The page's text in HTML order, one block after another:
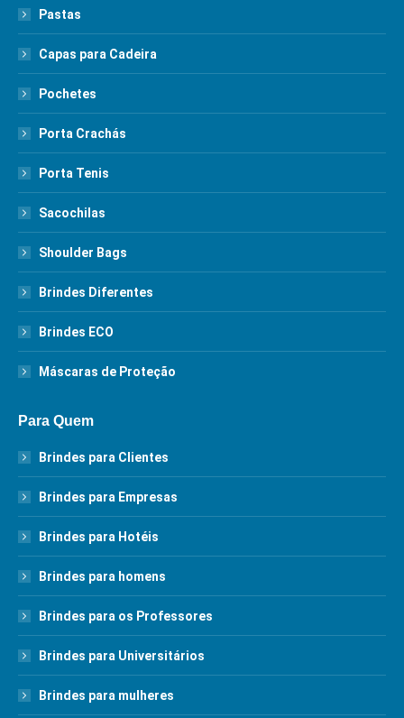
Pastas
Capas para Cadeira
Pochetes
Porta Crachás
Porta Tenis
Sacochilas
Shoulder Bags
Brindes Diferentes
Brindes ECO
Máscaras de Proteção
Para Quem
Brindes para Clientes
Brindes para Empresas
Brindes para Hotéis
Brindes para homens
Brindes para os Professores
Brindes para Universitários
Brindes para mulheres